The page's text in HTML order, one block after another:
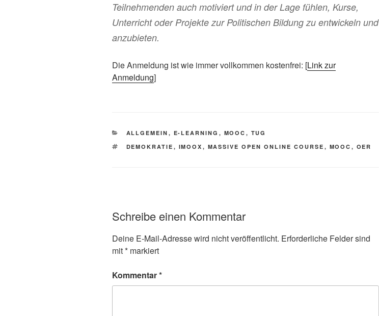
Teilnehmenden auch motiviert und in der Lage fühlen, Kurse,
Unterricht oder Projekte zur Politischen Bildung zu entwickeln und
anzubieten.
Die Anmeldung ist wie immer vollkommen kostenfrei: [Link zur
Anmeldung]
KATEGORIEN
ALLGEMEIN , E-LEARNING , MOOC , TUG
SCHLAGWÖRTER
DEMOKRATIE , IMOOX , MASSIVE OPEN ONLINE COURSE , MOOC , OER
Schreibe einen Kommentar
Deine E-Mail-Adresse wird nicht veröffentlicht. Erforderliche Felder sind
mit* markiert
Kommentar*